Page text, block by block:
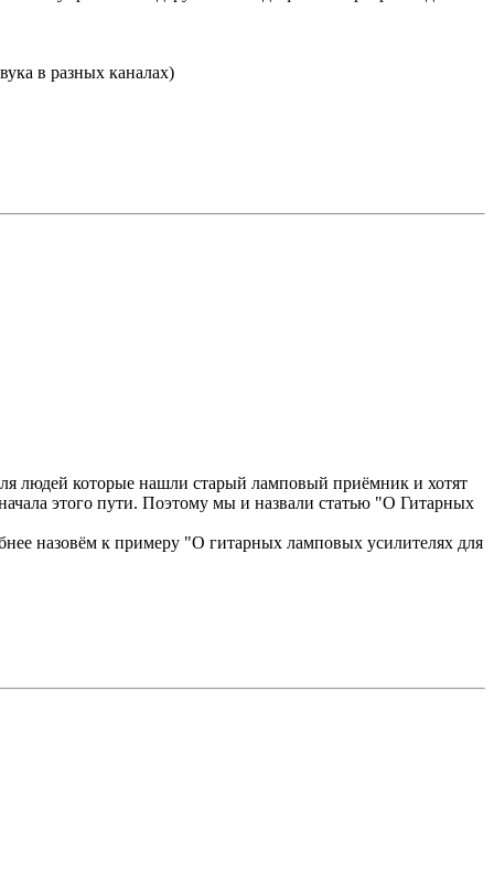
в разных каналах)
людей которые нашли старый ламповый приёмник и хотят
этого пути. Поэтому мы и назвали статью "О Гитарных
назовём к примеру "О гитарных ламповых усилителях для